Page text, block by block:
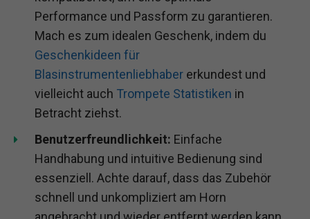
Kompatibilität:
Stelle sicher, dass das
Portables Horn-Zubehör mit deinem
spezifischen Hornmodell vollständig
kompatibel ist, um eine optimale
Performance und Passform zu garantieren.
Mach es zum idealen Geschenk, indem du
Blasinstrumentenliebhabererkundest und
vielleicht auchTrompete Statistikenin
Betracht ziehst.
Benutzerfreundlichkeit:
Einfache